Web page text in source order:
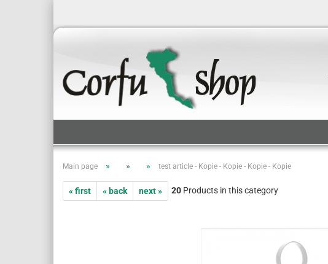
Main page » » » test article - Kopie - Kopie - Kopie - Kopie
« first « back next » 20 Products in this category